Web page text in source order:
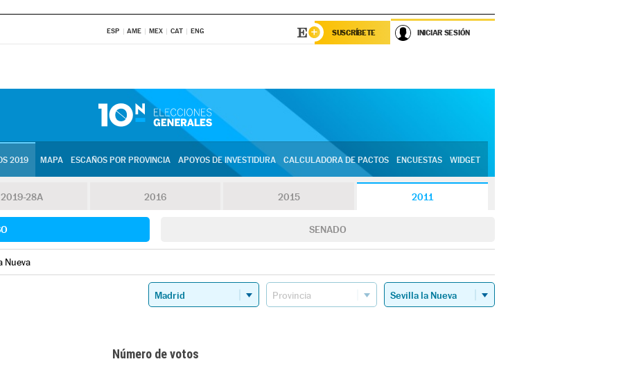
ESP AME MEX CAT ENG SUSCRÍBETE INICIAR SESIÓN
2019 MAPA ESCAÑOS POR PROVINCIA APOYOS DE INVESTIDURA CALCULADORA DE PACTOS ENCUESTAS WIDGET
2019-28A 2016 2015 2011
SENADO
Nueva
Número de votos